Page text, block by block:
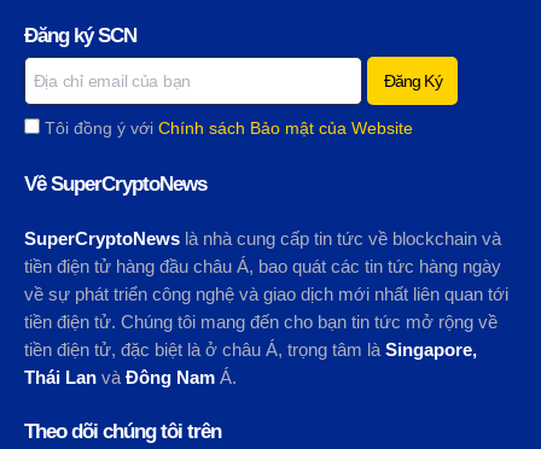
Đăng ký SCN
Tôi đồng ý với Chính sách Bảo mật của Website
Về SuperCryptoNews
SuperCryptoNews là nhà cung cấp tin tức về blockchain và
tiền điện tử hàng đầu châu Á, bao quát các tin tức hàng ngày
về sự phát triển công nghệ và giao dịch mới nhất liên quan tới
tiền điện tử. Chúng tôi mang đến cho bạn tin tức mở rộng về
tiền điện tử, đặc biệt là ở châu Á, trọng tâm làSingapore,
Thái Lan vàĐông Nam Á.
Theo dõi chúng tôi trên